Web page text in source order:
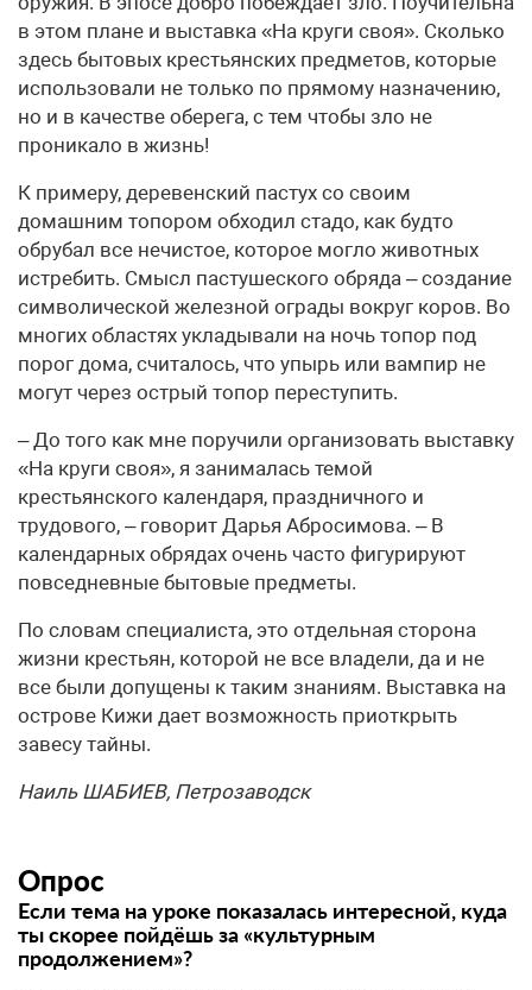
в этом плане и выставка «На круги своя». Сколько
здесь бытовых крестьянских предметов, которые
использовали не только по прямому назначению,
но и в качестве оберега, с тем чтобы зло не
проникало в жизнь!
К примеру, деревенский пастух со своим
домашним топором обходил стадо, как будто
обрубал все нечистое, которое могло животных
истребить. Смысл пастушеского обряда – создание
символической железной ограды вокруг коров. Во
многих областях укладывали на ночь топор под
порог дома, считалось, что упырь или вампир не
могут через острый топор переступить.
– До того как мне поручили организовать выставку
«На круги своя», я занималась темой
крестьянского календаря, праздничного и
трудового, – говорит Дарья Абросимова. – В
календарных обрядах очень часто фигурируют
повседневные бытовые предметы.
По словам специалиста, это отдельная сторона
жизни крестьян, которой не все владели, да и не
все были допущены к таким знаниям. Выставка на
острове Кижи дает возможность приоткрыть
завесу тайны.
Наиль ШАБИЕВ, Петрозаводск
Опрос
Если тема на уроке показалась интересной, куда
ты скорее пойдёшь за «культурным
продолжением»?